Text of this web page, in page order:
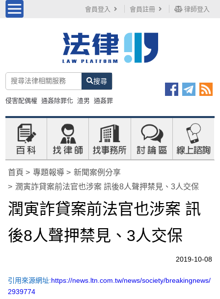
會員登入 會員註冊 律師登入
搜尋
侵害配偶權 通姦除罪化 渣男 通姦罪
首頁 專題報導
新聞案例分享
潤寅詐貸案前法官也涉案 訊後8人聲押禁見、3人交保
潤寅詐貸案前法官也涉案 訊
後8人聲押禁見、3人交保
2019-10-08
引用來源網址:https://news.ltn.com.tw/news/society/breakingnews/
2939774